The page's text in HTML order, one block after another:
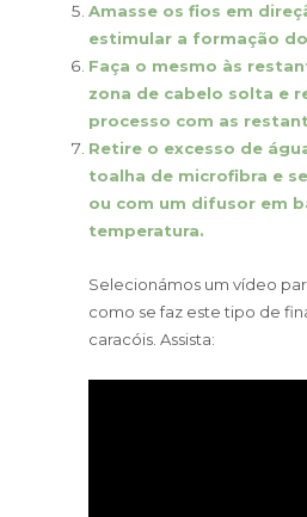
Amasse os fios em
estimular a formação
Faça o mesmo às
zona de cabelo solta e
processo com as
Retire o excesso de
toalha de microfibra e
ou com um difusor em
temperatura.
Selecionámos um vídeo
como se faz este tipo de
caracóis. Assista: